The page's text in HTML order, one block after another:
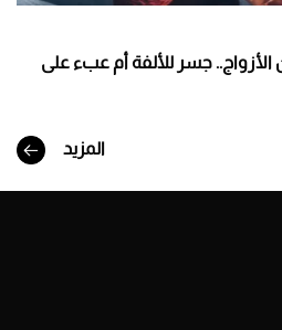
الأزواج.. جسر للألفة أم عبء على
المزيد